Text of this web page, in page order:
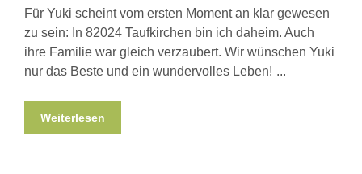
Für Yuki scheint vom ersten Moment an klar gewesen
zu sein: In 82024 Taufkirchen bin ich daheim. Auch
ihre Familie war gleich verzaubert. Wir wünschen Yuki
nur das Beste und ein wundervolles Leben!
Weiterlesen